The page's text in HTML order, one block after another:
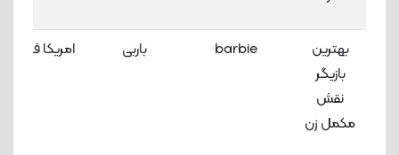
بهترین
بازیگر
نقش
مکمل زن
barbie باربی امریکا فررا